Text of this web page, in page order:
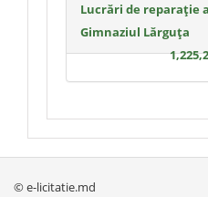
Lucrări de reparație
Gimnaziul Lărguța
© e-licitatie.md